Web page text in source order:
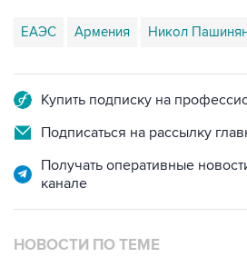
ЕАЭС Армения Никол
Купить подписку на
Подписаться на рассылку
Получать оперативные
канале
НОВОСТИ ПО ТЕМЕ